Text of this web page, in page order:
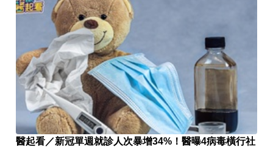
醫起看／新冠單週就診人次暴增34%！醫曝4病毒橫行社